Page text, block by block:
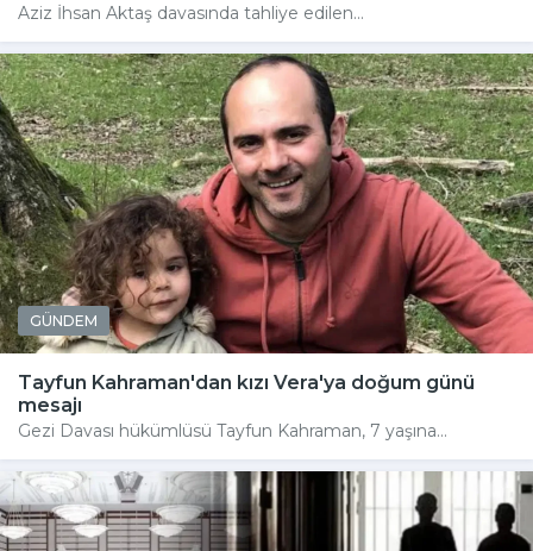
Aziz İhsan Aktaş davasında tahliye edilen...
GÜNDEM
Tayfun Kahraman'dan kızı Vera'ya doğum günü
mesajı
Gezi Davası hükümlüsü Tayfun Kahraman, 7 yaşına...